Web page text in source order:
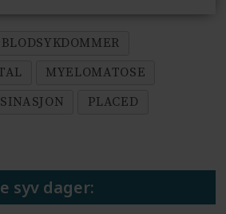
BLODSYKDOMMER
MYELOMATOSE
PLACED
syv dager: